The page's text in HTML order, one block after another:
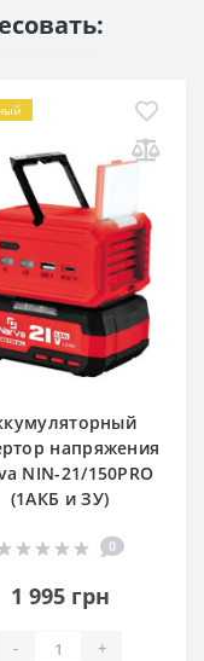
напряжения
NIN-21/150PRO
(1АКБ и ЗУ)
0
1 995 грн
- +